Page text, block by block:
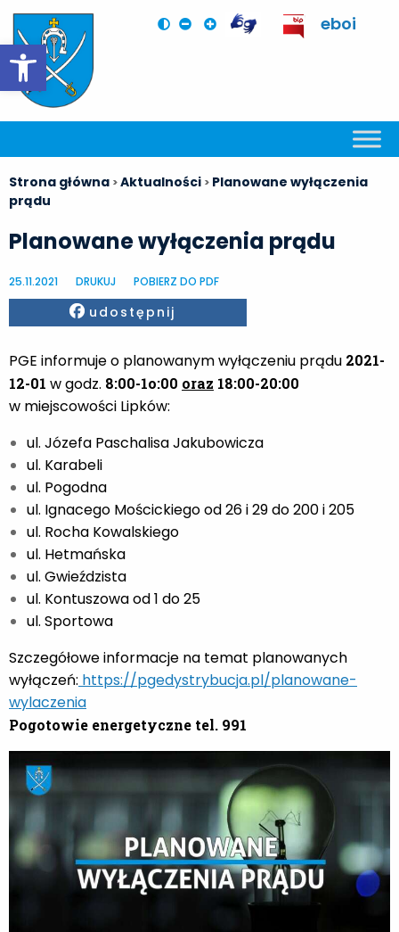
Otwórz pasek narzędzi
eboi
Strona główna >Aktualności > Planowane wyłączenia
prądu
Planowane wyłączenia prądu
25.11.2021 DRUKUJ POBIERZ DO PDF
Facebook
udostępnij
PGE informuje o planowanym wyłączeniu prądu 2021-
12-01 w godz. 8:00-1o:00 oraz 18:00-20:00
w miejscowości Lipków:
ul. Józefa Paschalisa Jakubowicza
ul. Karabeli
ul. Pogodna
ul. Ignacego Mościckiego od 26 i 29 do 200 i 205
ul. Rocha Kowalskiego
ul. Hetmańska
ul. Gwieździsta
ul. Kontuszowa od 1 do 25
ul. Sportowa
Szczegółowe informacje na temat planowanych
wyłączeń: https://pgedystrybucja.pl/planowane-
wylaczenia
Pogotowie energetyczne tel. 991